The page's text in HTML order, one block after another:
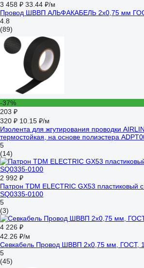
3 458 ₽ 33.44 ₽/м
Провод ШВВП АЛЬФАКАБЕЛЬ 2х0,75 мм
4.8
(89)
-37%
203 ₽
320 ₽ 10.15 ₽/м
Изолента для жгутирования проводки
термостойкая, на основе полиэстера
5
(14)
2 992 ₽
Патрон TDM ELECTRIC GX53 пластиковый
SQ0335-0100
5
(3)
4 226 ₽
42.26 ₽/м
Севкабель Провод ШВВП 2х0,75 мм, ГОСТ,
5
(45)